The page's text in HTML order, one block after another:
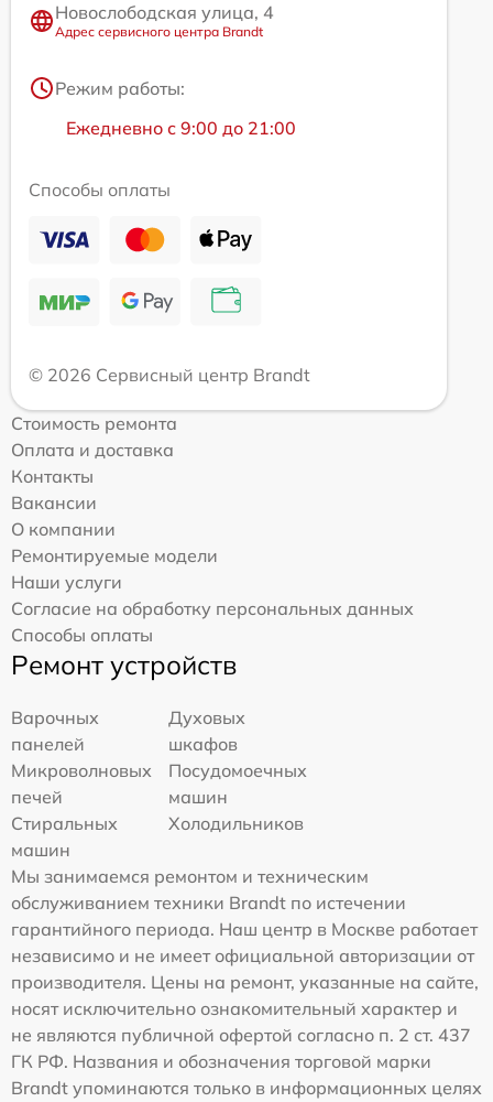
Новослободская улица, 4
Адрес сервисного центра Brandt
Режим работы:
Ежедневно с 9:00 до 21:00
Способы оплаты
© 2026 Сервисный центр Brandt
Стоимость ремонта
Оплата и доставка
Контакты
Вакансии
О компании
Ремонтируемые модели
Наши услуги
Согласие на обработку персональных данных
Способы оплаты
Ремонт устройств
Варочных
панелей
Духовых
шкафов
Микроволновых
печей
Посудомоечных
машин
Стиральных
машин
Холодильников
Мы занимаемся ремонтом и техническим
обслуживанием техники Brandt по истечении
гарантийного периода. Наш центр в Москве работает
независимо и не имеет официальной авторизации от
производителя. Цены на ремонт, указанные на сайте,
носят исключительно ознакомительный характер и
не являются публичной офертой согласно п. 2 ст. 437
ГК РФ. Названия и обозначения торговой марки
Brandt упоминаются только в информационных целях